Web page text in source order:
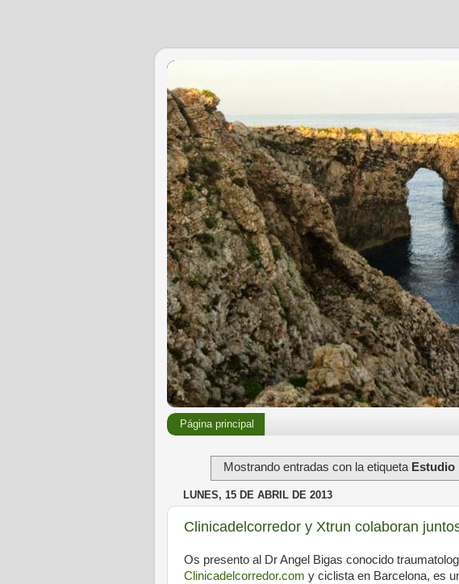
Página principal
Mostrando entradas con la etiqueta Estudio
LUNES, 15 DE ABRIL DE 2013
Clinicadelcorredor y Xtrun colaboran
Os presento al Dr Angel Bigas conocido
Clinicadelcorredor.com y ciclista en Barcelona, es